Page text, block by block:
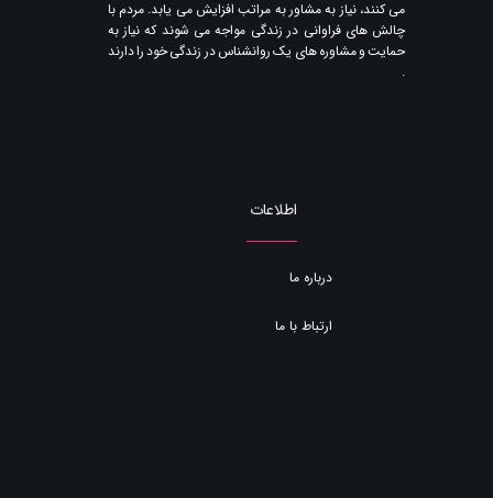
می کنند​​​​​​​، نیاز به مشاور به مراتب افزایش می یابد. مردم با
چالش های فراوانی در زندگی مواجه می شوند که نیاز به
حمایت و مشاوره های یک روانشناس در زندگی خود را دارند​​​​​​​
.
اطلاعات
درباره ما
ارتباط با ما